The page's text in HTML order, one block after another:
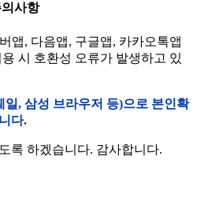
사항
앱, 다음앱, 구글앱, 카카오톡앱
시 호환성 오류가 발생하고 있
일, 삼성 브라우저 등)으로 본인확
다.
록 하겠습니다. 감사합니다.